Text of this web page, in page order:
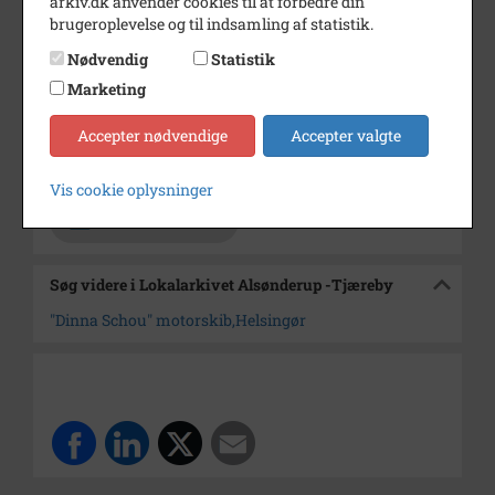
Årstal
1969
Dateringsnote
22/5 1969
Fotograf
Jørgen Rubæk Hansen
Arkiv
Lokalarkivet Alsønderup -
Søg videre i Lokalarkivet Alsønderup -Tjæreby
"Dinna Schou" motorskib,Helsingør
brugeroplevelse og til indsamling af statistik.
Nødvendig
Statistik
Marketing
Accepter nødvendige Accepter valgte
Vis cookie oplysninger